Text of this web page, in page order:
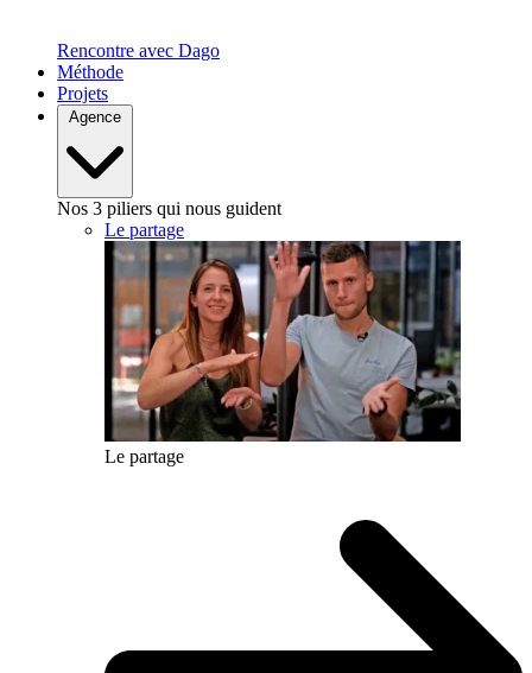
Rencontre avec Dago
Méthode
Projets
Agence
Nos 3 piliers qui nous guident
Le partage
Le partage